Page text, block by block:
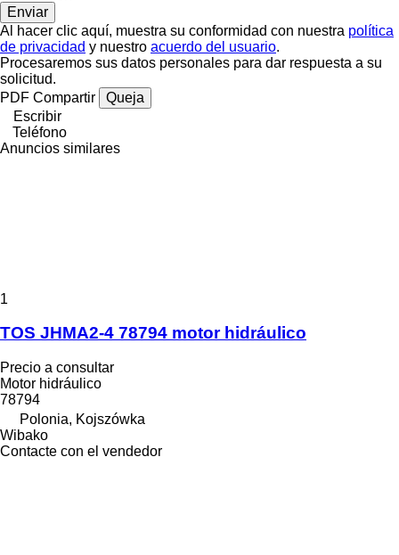
Al hacer clic aquí, muestra su conformidad con nuestra política
de privacidad y nuestro acuerdo del usuario.
Procesaremos sus datos personales para dar respuesta a su
solicitud.
PDF Compartir
Queja
Escribir
Teléfono
Anuncios similares
1
TOS JHMA2-4 78794 motor hidráulico
Precio a consultar
Motor hidráulico
78794
Polonia, Kojszówka
Wibako
Contacte con el vendedor